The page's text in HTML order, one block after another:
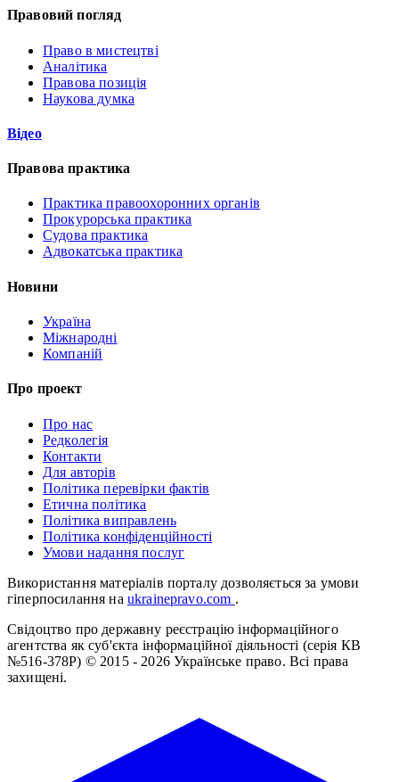
Правовий погляд
Право в мистецтві
Аналітика
Правова позиція
Наукова думка
Відео
Правова практика
Практика правоохоронних органів
Прокурорська практика
Судова практика
Адвокатська практика
Новини
Україна
Міжнародні
Компаній
Про проект
Про нас
Редколегія
Контакти
Для авторів
Політика перевірки фактів
Етична політика
Політика виправлень
Політика конфіденційності
Умови надання послуг
Використання матеріалів порталу дозволяється за умови
гіперпосилання на ukrainepravo.com .
Свідоцтво про державну реєстрацію інформаційного
агентства як суб'єкта інформаційної діяльності (серія КВ
№516-378Р) © 2015 - 2026 Українське право. Всі права
захищені.